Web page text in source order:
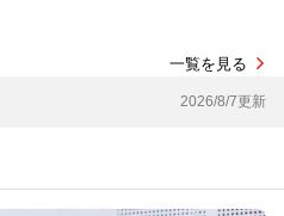
一覧を見る
2026/8/7更新